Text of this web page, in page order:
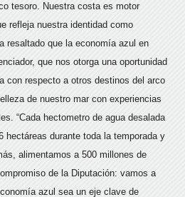
tesoro. Nuestra costa es motor
refleja nuestra identidad como
resaltado que la economía azul en
que nos otorga una oportunidad
con respecto a otros destinos del arco
de nuestro mar con experiencias
“Cada hectometro de agua desalada
hectáreas durante toda la temporada y
alimentamos a 500 millones de
de la Diputación: vamos a
azul sea un eje clave de